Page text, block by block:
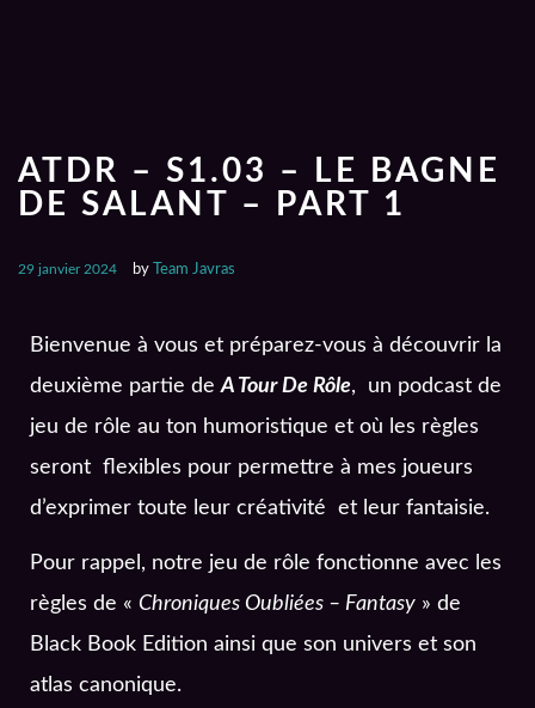
ATDR – S1.03 – LE BAGNE
DE SALANT – PART 1
29 janvier 2024 by Team Javras
Bienvenue à vous et préparez-vous à découvrir la
deuxième partie deA Tour De Rôle, un podcast de
jeu de rôle au ton humoristique et où les règles
seront flexibles pour permettre à mes joueurs
d’exprimer toute leur créativité et leur fantaisie.
Pour rappel, notre jeu de rôle fonctionne avec les
règles de « Chroniques Oubliées – Fantasy » de
Black Book Edition ainsi que son univers et son
atlas canonique.